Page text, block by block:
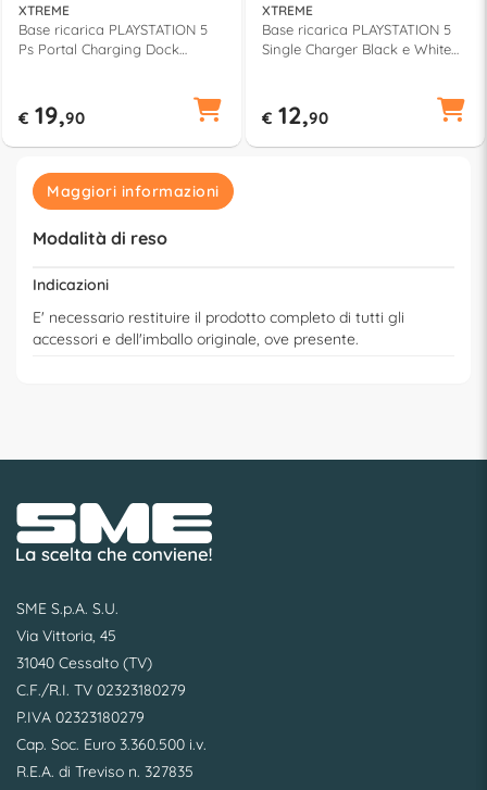
XTREME
Base ricarica PLAYSTATION 5
Ps Portal Charging Dock
€ 19,90
XTREME
Base ricarica PLAYSTATION 5
Single Charger Black e White
€ 12,90
Maggiori informazioni
Modalità di reso
Indicazioni
E' necessario restituire il prodotto completo di tutti gli
accessori e dell'imballo originale, ove presente.
SME S.p.A. S.U.
Via Vittoria, 45
31040 Cessalto (TV)
C.F./R.I. TV 02323180279
P.IVA 02323180279
Cap. Soc. Euro 3.360.500 i.v.
R.E.A. di Treviso n. 327835